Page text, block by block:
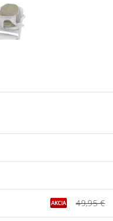
49,95 €